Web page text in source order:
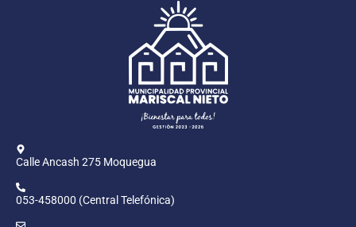
Calle Ancash 275 Moquegua
053-458000 (Central Telefónica)